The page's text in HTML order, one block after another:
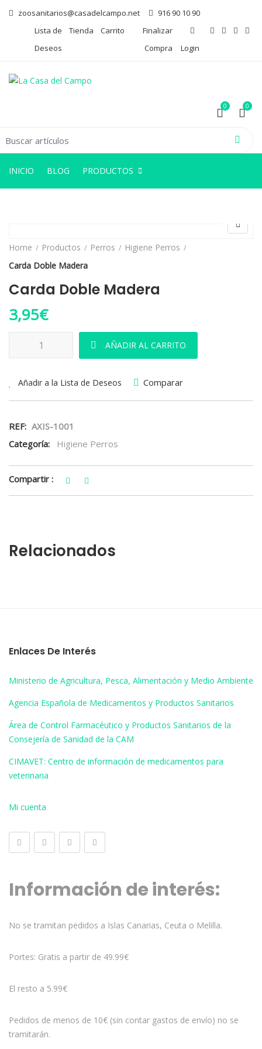
zoosanitarios@casadelcampo.net
916 90 10 90
Lista de
Deseos
Tienda Carrito
Finalizar
Compra
Login
0 0
INICIO BLOG PRODUCTOS
Home Productos Perros
Higiene Perros
Carda Doble Madera
Carda Doble Madera
3,95€
Carda Doble Madera cantidad
AÑADIR AL CARRITO
Añadir a la Lista de Deseos Comparar
REF: AXIS-1001
Categoría:
Higiene Perros
Compartir :
Relacionados
Enlaces De Interés
Ministerio de Agricultura, Pesca, Alimentación y Medio Ambiente
Agencia Española de Medicamentos y Productos Sanitarios
Área de Control Farmacéutico y Productos Sanitarios de la
Consejería de Sanidad de la CAM
CIMAVET: Centro de información de medicamentos para
veterinaria
Mi cuenta
Información de interés:
No se tramitan pedidos a Islas Canarias, Ceuta o Melilla.
Portes: Gratis a partir de 49.99€
El resto a 5.99€
Pedidos de menos de 10€ (sin contar gastos de envío) no se
tramitarán.